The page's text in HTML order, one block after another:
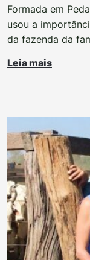
Formada em
usou a
da fazenda da
Leia mais